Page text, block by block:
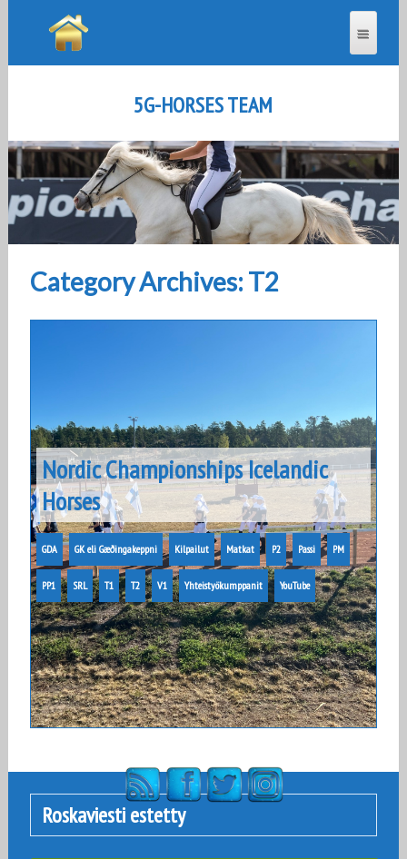
5G-HORSES TEAM
Category Archives: T2
Nordic Championships Icelandic
Horses
GDA GK eli Gæðingakeppni Kilpailut Matkat P2 Passi PM
PP1 SRL T1 T2 V1 Yhteistyökumppanit YouTube
Roskaviesti estetty